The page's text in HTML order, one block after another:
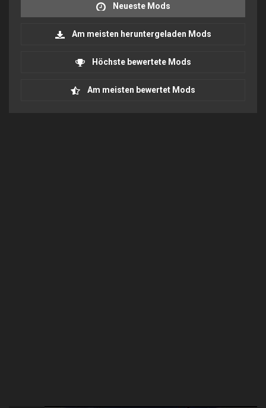
Neueste Mods
Am meisten heruntergeladen Mods
Höchste bewertete Mods
Am meisten bewertet Mods